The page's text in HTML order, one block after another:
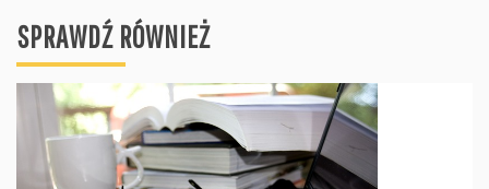
SPRAWDŹ RÓWNIEŻ